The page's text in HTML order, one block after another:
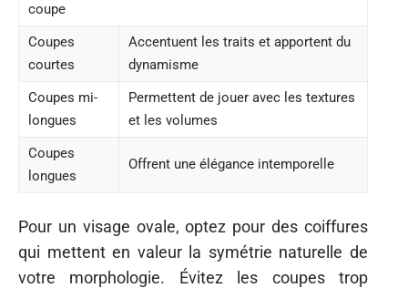
coupe
Coupes
courtes
Accentuent les traits et apportent du
dynamisme
Coupes mi-
longues
Permettent de jouer avec les textures
et les volumes
Coupes
longues
Offrent une élégance intemporelle
Pour un visage ovale, optez pour des coiffures
qui mettent en valeur la symétrie naturelle de
votre morphologie. Évitez les coupes trop